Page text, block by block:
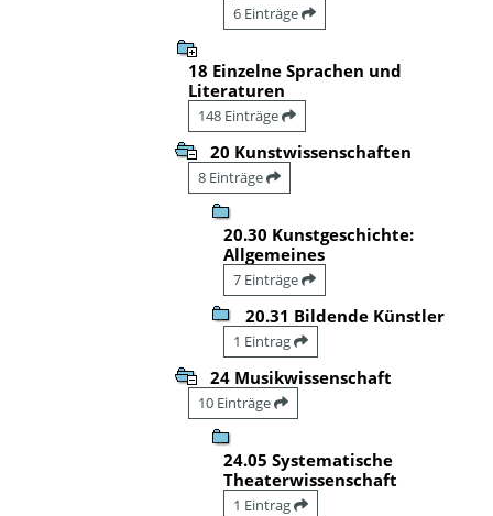
6 Einträge
18 Einzelne Sprachen und
Literaturen
148 Einträge
20 Kunstwissenschaften
8 Einträge
20.30 Kunstgeschichte:
Allgemeines
7 Einträge
20.31 Bildende Künstler
1 Eintrag
24 Musikwissenschaft
10 Einträge
24.05 Systematische
Theaterwissenschaft
1 Eintrag